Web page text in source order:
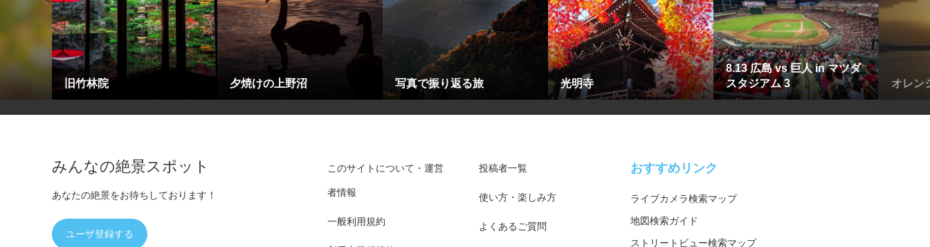
旧竹林院 夕焼けの上野沼 写真で振り返る旅 光明寺
8.13 広島 vs 巨人 in マツダ
スタジアム 3
オレン
みんなの絶景スポット
あなたの絶景をお待ちしております！
ユーザ登録する
このサイトについて・運営
者情報
一般利用規約
投稿者一覧
使い方・楽しみ方
よくあるご質問
おすすめリンク
ライブカメラ検索マップ
地図検索ガイド
ストリートビュー検索マップ